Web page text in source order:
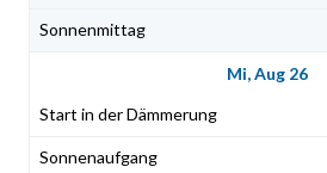
Mi, Aug 26